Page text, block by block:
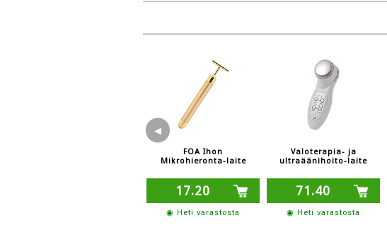
◀
FOA Ihon
Mikrohieronta-laite
17.20
◉ Heti varastosta
Valoterapia- ja
ultraäänihoito-laite
71.40
◉ Heti varastosta